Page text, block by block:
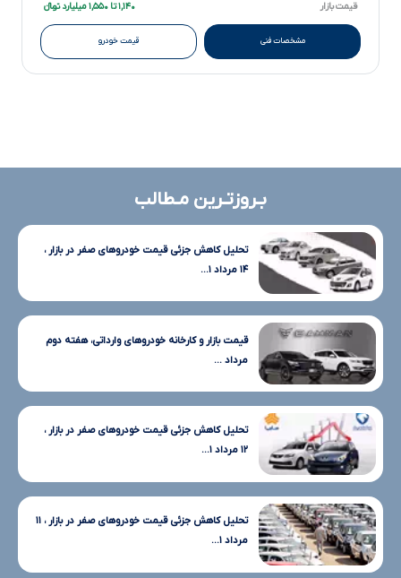
قیمت بازار
۱,۱۴۰ تا ۱,۵۵۰ میلیارد تومانءءء
مشخصات فنی قیمت خودرو
بـروزتـرین مـطالب
تحلیل کاهش جزئی قیمت خودروهای صفر در بازار ،
۱۴ مرداد ۱...
قیمت بازار و کارخانه خودروهای وارداتی، هفته دوم
مرداد ...
تحلیل کاهش جزئی قیمت خودروهای صفر در بازار ،
۱۲ مرداد ۱...
تحلیل کاهش جزئی قیمت خودروهای صفر در بازار ، ۱۱
مرداد ۱...